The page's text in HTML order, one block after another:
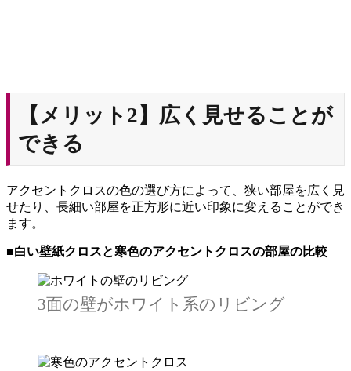
【メリット2】広く見せることが
できる
アクセントクロスの色の選び方によって、狭い部屋を広く見
せたり、長細い部屋を正方形に近い印象に変えることができ
ます。
■白い壁紙クロスと寒色のアクセントクロスの部屋の比較
3面の壁がホワイト系のリビング